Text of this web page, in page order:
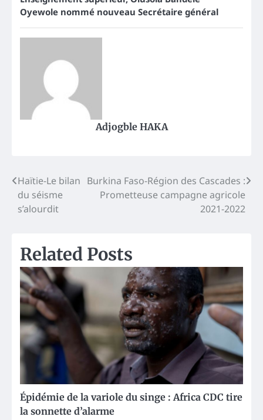
Oyewole nommé nouveau Secrétaire général
Adjogble HAKA
Post
navigation
Haïtie-Le bilan
du séisme
s’alourdit
Burkina Faso-Région des Cascades :
Prometteuse campagne agricole
2021-2022
Related Posts
Épidémie de la variole du singe : Africa CDC tire
la sonnette d’alarme